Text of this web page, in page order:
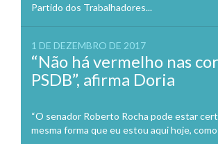
Partido dos Trabalhadores...
1 DE DEZEMBRO DE 2017
“Não há vermelho nas
PSDB”, afirma Doria
“O senador Roberto Rocha pode estar
mesma forma que eu estou aqui hoje,